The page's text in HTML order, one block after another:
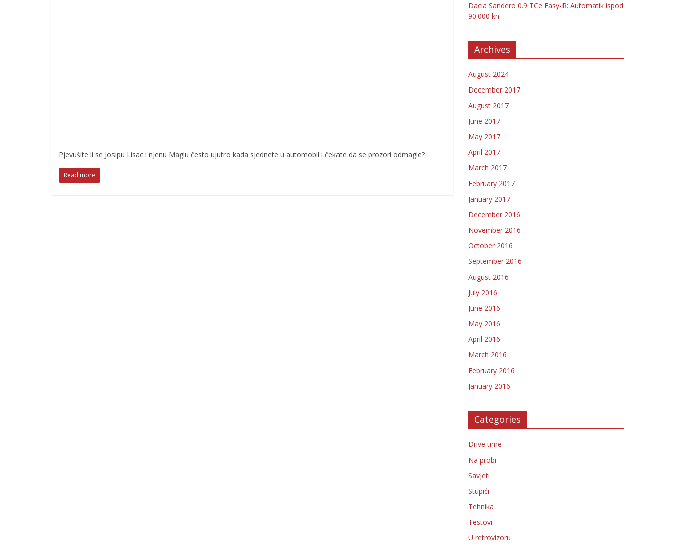
Pjevušite li se Josipu Lisac i njenu Maglu često ujutro kada sjednete u automobil i čekate da se prozori odmagle?
Read more
Dacia Sandero 0.9 TCe Easy-R: Automatik ispod
90.000 kn
Archives
August 2024
December 2017
August 2017
June 2017
May 2017
April 2017
March 2017
February 2017
January 2017
December 2016
November 2016
October 2016
September 2016
August 2016
July 2016
June 2016
May 2016
April 2016
March 2016
February 2016
January 2016
Categories
Drive time
Na probi
Savjeti
Stupići
Tehnika
Testovi
U retrovizoru